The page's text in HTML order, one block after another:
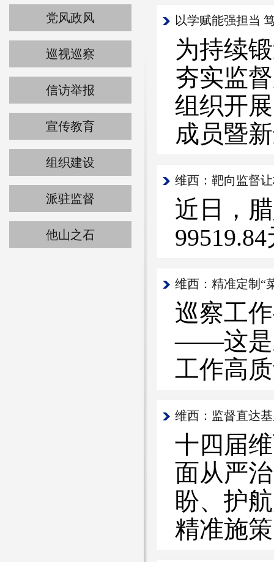
党风政风
巡视巡察
信访举报
宣传教育
组织建设
派驻监督
他山之石
以学赋能强担当
为持续
夯实监
组织开
成员暨
维西：靶向监督
近日，
维西：精准定制“
巡察工
——这是
工作高
维西：监督直达
十四届
面从严
盼、护
精准施